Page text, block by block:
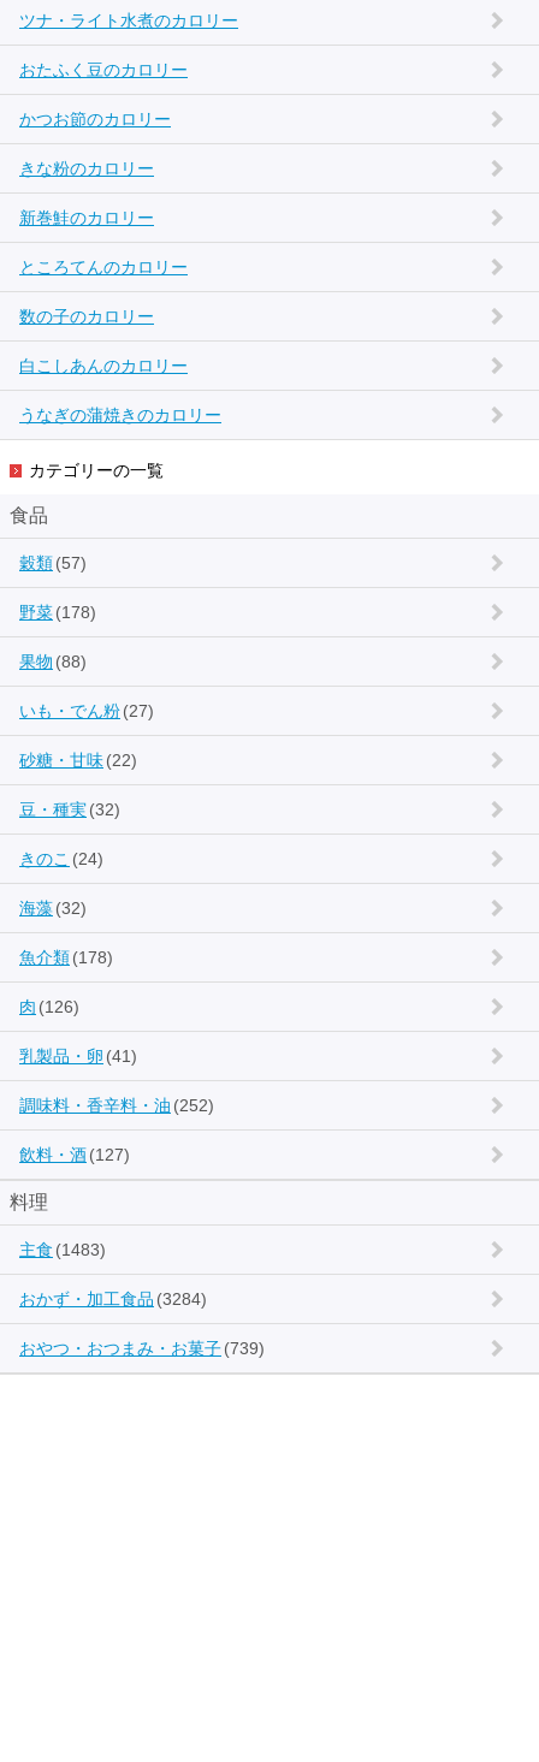
ツナ・ライト水煮のカロリー
おたふく豆のカロリー
かつお節のカロリー
きな粉のカロリー
新巻鮭のカロリー
ところてんのカロリー
数の子のカロリー
白こしあんのカロリー
うなぎの蒲焼きのカロリー
カテゴリーの一覧
食品
穀類(57)
野菜(178)
果物 (88)
いも・でん粉(27)
砂糖・甘味(22)
豆・種実(32)
きのこ (24)
海藻(32)
魚介類(178)
肉 (126)
乳製品・卵 (41)
調味料・香辛料・油 (252)
飲料・酒(127)
料理
主食 (1483)
おかず・加工食品 (3284)
おやつ・おつまみ・お菓子(739)